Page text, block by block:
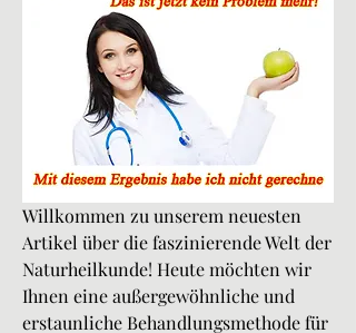
Willkommen zu unserem neuesten
Artikel über die faszinierende Welt der
Naturheilkunde! Heute möchten wir
Ihnen eine außergewöhnliche und
erstaunliche Behandlungsmethode für